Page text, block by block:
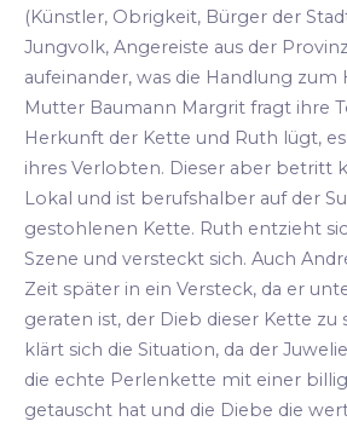
(Künstler, Obrigkeit, Bürger der
Jungvolk, Angereiste aus der
aufeinander, was die Handlung
Mutter Baumann Margrit fragt ihre
Herkunft der Kette und Ruth lügt,
ihres Verlobten. Dieser aber betritt
Lokal und ist berufshalber auf der
gestohlenen Kette. Ruth entzieht
Szene und versteckt sich. Auch
Zeit später in ein Versteck, da er
geraten ist, der Dieb dieser Kette zu
klärt sich die Situation, da der
die echte Perlenkette mit einer
getauscht hat und die Diebe die